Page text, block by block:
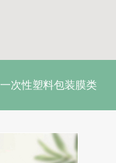
一次性塑料包装膜类